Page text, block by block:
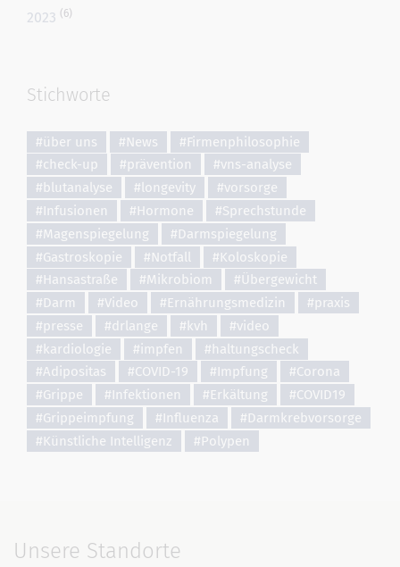
2023 (6)
Stichworte
#über uns #News
#Firmenphilosophie
#check-up
#prävention
#vns-analyse
#blutanalyse
#longevity
#vorsorge
#Infusionen
#Hormone
#Sprechstunde
#Magenspiegelung
#Darmspiegelung
#Gastroskopie
#Notfall
#Koloskopie
#Hansastraße
#Mikrobiom
#Übergewicht
#Darm
#Video #Ernährungsmedizin
#praxis
#presse
#drlange #kvh
#video
#kardiologie
#impfen
#haltungscheck
#Adipositas
#COVID-19 #Impfung
#Corona
#Grippe
#Infektionen #Erkältung
#COVID19
#Grippeimpfung
#Influenza
#Darmkrebvorsorge
#Künstliche Intelligenz
#Polypen
Unsere Standorte